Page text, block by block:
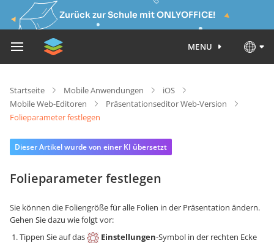
Zurück zur Schule mit ONLYOFFICE!
MENU
Startseite Mobile Anwendungen
iOS
Mobile Web-Editoren
Präsentationseditor Web-Version
Folieparameter festlegen
Dieser Artikel wurde von einer KI übersetzt
Folieparameter festlegen
Sie können die Foliengröße für alle Folien in der Präsentation ändern.
Gehen Sie dazu wie folgt vor:
Tippen Sie auf das
Einstellungen-Symbol in der rechten Ecke